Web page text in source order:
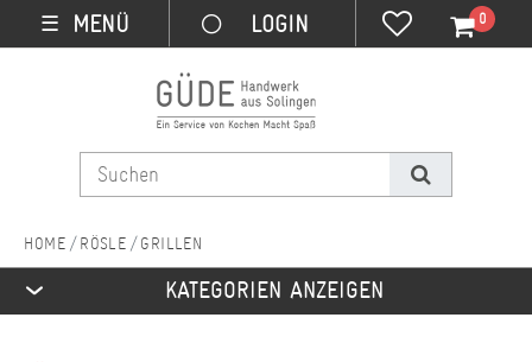
☰ MENÜ 0
RÖSLE GRILLEN
KATEGORIEN ANZEIGEN